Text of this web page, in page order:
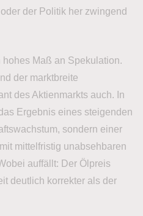
der Politik her zwingend
Maß an Spekulation.
der marktbreite
des Aktienmarkts auch. In
Ergebnis eines steigenden
sondern einer
mittelfristig unabsehbaren
auffällt: Der Ölpreis
deutlich korrekter als der